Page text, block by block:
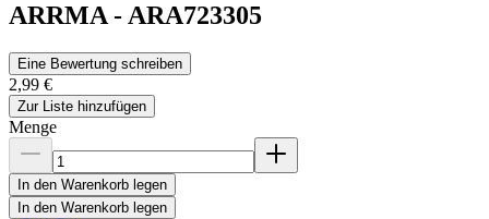
ARRMA - ARA723305
Eine Bewertung schreiben
2,99 €
Zur Liste hinzufügen
Menge
In den Warenkorb legen
In den Warenkorb legen